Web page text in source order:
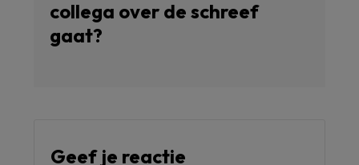
collega over de schreef
gaat?
Geef je reactie